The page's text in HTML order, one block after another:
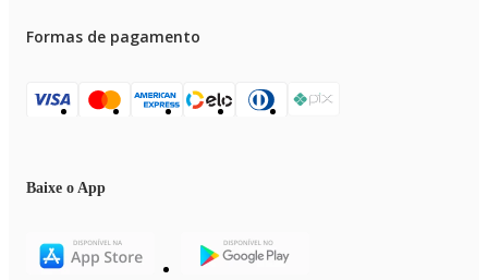
Formas de pagamento
Baixe o App